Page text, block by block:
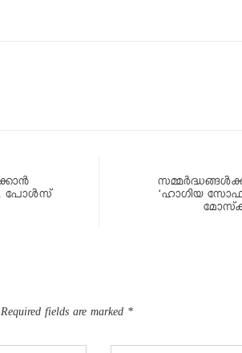
. പോൾസ്
‘ഹാഗിയ
Required fields are marked *